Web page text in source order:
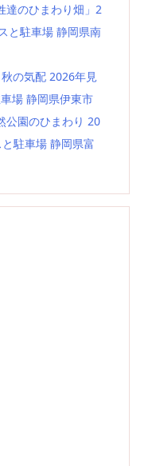
達のひまわり畑」2
と駐車場 静岡県南
の気配 2026年見
場 静岡県伊東市
公園のひまわり 20
駐車場 静岡県富